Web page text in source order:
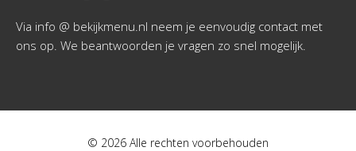
Via info @ bekijkmenu.nl neem je eenvoudig contact met
ons op. We beantwoorden je vragen zo snel mogelijk.
© 2026 Alle rechten voorbehouden